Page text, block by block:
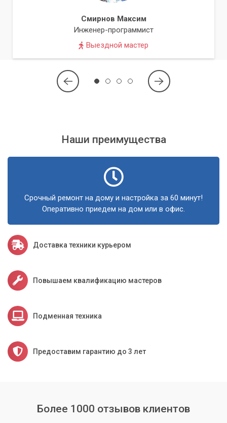
Смирнов Максим
Инженер-программист
Выездной мастер
Наши преимущества
Срочный ремонт на дому и настройка за 60 минут!
Оперативно приедем на дом или в офис.
Доставка техники курьером
Повышаем квалификацию мастеров
Подменная техника
Предоставим гарантию до 3 лет
Более 1000 отзывов клиентов